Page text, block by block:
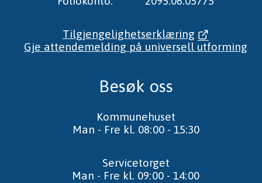
Tilgjengelighetserklæring
Gje attendemelding på universell utforming
Besøk oss
Kommunehuset
Man - Fre kl. 08:00 - 15:30
Servicetorget
Man - Fre kl. 09:00 - 14:00